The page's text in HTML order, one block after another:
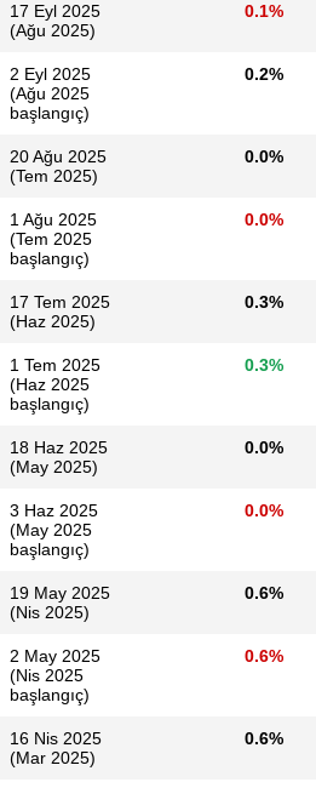
17 Eyl 2025
(Ağu 2025)
0.1%
2 Eyl 2025
(Ağu 2025
başlangıç)
0.2%
20 Ağu 2025
(Tem 2025)
0.0%
1 Ağu 2025
(Tem 2025
başlangıç)
0.0%
17 Tem 2025
(Haz 2025)
0.3%
1 Tem 2025
(Haz 2025
başlangıç)
0.3%
18 Haz 2025
(May 2025)
0.0%
3 Haz 2025
(May 2025
başlangıç)
0.0%
19 May 2025
(Nis 2025)
0.6%
2 May 2025
(Nis 2025
başlangıç)
0.6%
16 Nis 2025
(Mar 2025)
0.6%